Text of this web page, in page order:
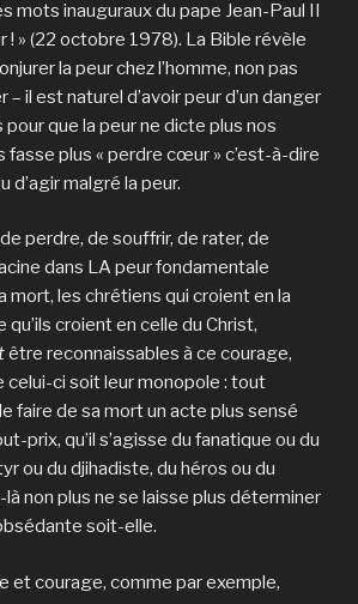
mots inauguraux du pape Jean-Paul II
! » (22 octobre 1978). La Bible révèle
la peur chez l’homme, non pas
– il est naturel d’avoir peur d’un danger
pour que la peur ne dicte plus nos
fasse plus « perdre cœur » c’est-à-dire
d’agir malgré la peur.
perdre, de souffrir, de rater, de
dans LA peur fondamentale
mort, les chrétiens qui croient en la
croient en celle du Christ,
être reconnaissables à ce courage,
celui-ci soit leur monopole : tout
faire de sa mort un acte plus sensé
prix, qu’il s’agisse du fanatique ou du
ou du djihadiste, du héros ou du
non plus ne se laisse plus déterminer
soit-elle.
et courage, comme par exemple,